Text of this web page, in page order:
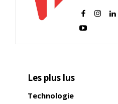
Les plus lus
Technologie